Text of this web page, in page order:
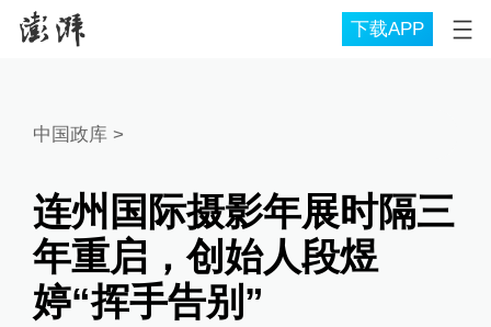
下载APP
中国政库 >
连州国际摄影年展时隔三
年重启，创始人段煜
婷“挥手告别”